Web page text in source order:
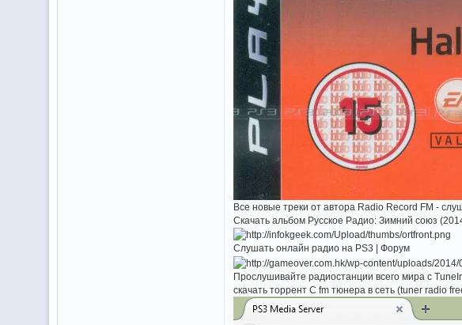
Все новые треки от автора Radio Record FM -
Скачать альбом Русское Радио: Зимний союз
Слушать онлайн радио на PS3 | Форум
Прослушивайте радиостанции всего мира с
скачать торрент С fm тюнера в сеть (tuner radio